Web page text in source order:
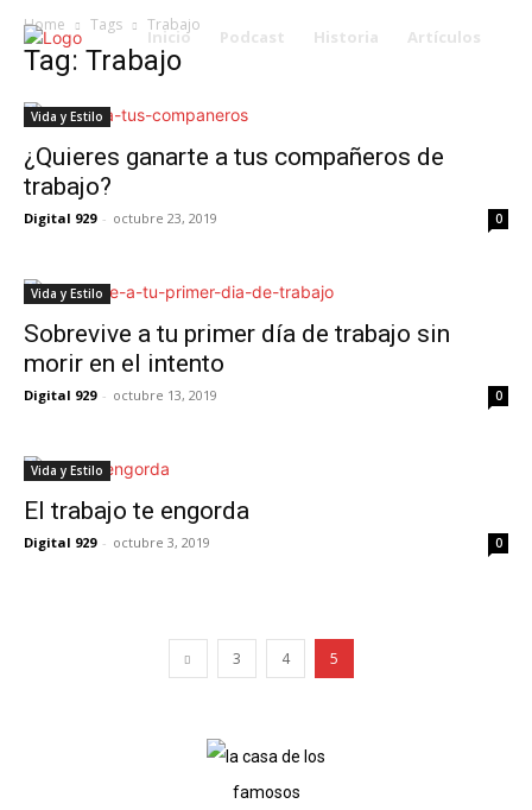
Inicio Podcast Historia Artículos
Home Tags Trabajo
Tag: Trabajo
Vida y Estilo
¿Quieres ganarte a tus compañeros de
trabajo?
Digital 929 - octubre 23, 2019 0
Vida y Estilo
Sobrevive a tu primer día de trabajo sin
morir en el intento
Digital 929 - octubre 13, 2019 0
Vida y Estilo
El trabajo te engorda
Digital 929 - octubre 3, 2019 0
3 4 5